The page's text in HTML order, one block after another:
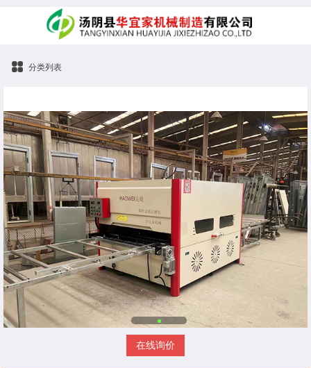
分类列表
在线询价